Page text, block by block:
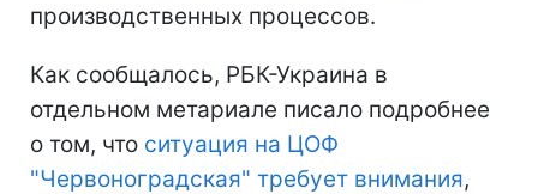
производственных процессов.
Как сообщалось, РБК-Украина в
отдельном метариале писало подробнее
о том, что ситуация на ЦОФ
"Червоноградская" требует внимания,